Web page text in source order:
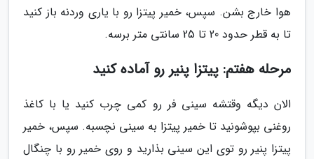
هوا خارج بشن. سپس، خمیر پیتزا رو با یاری وردنه باز کنید
تا به قطر حدود 20 تا 25 سانتی متر برسه.
مرحله هفتم: پیتزا پنیر رو آماده کنید
الان دیگه وقتشه سینی فر رو کمی چرب کنید یا با کاغذ
روغنی بپوشونید تا خمیر پیتزا به سینی نچسبه. سپس، خمیر
پیتزا پنیر رو توی این سینی بذارید و روی خمیر رو با چنگال